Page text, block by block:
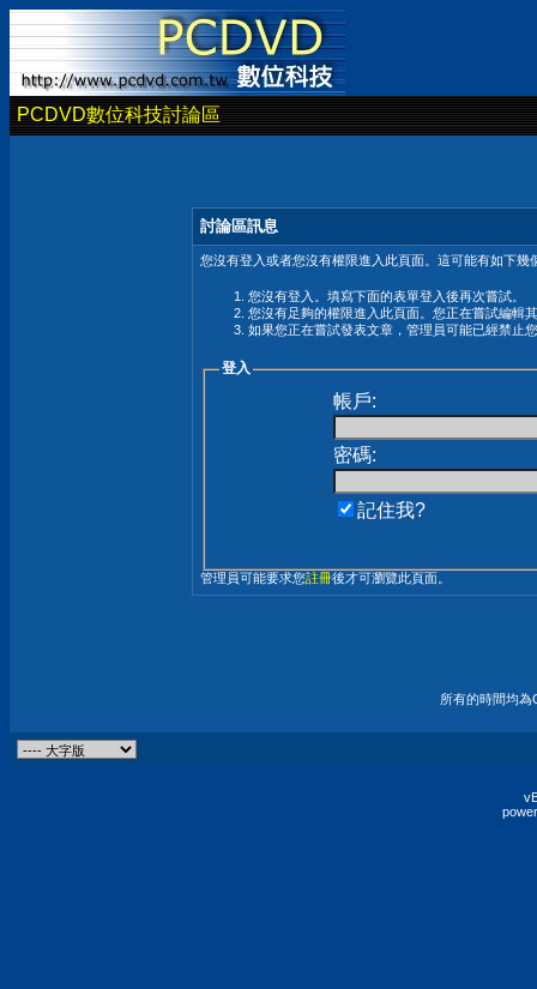
PCDVD數位科技討論區
討論區訊息
您沒有登入或者您沒有權限進入此頁面。這可能有如下幾
您沒有登入。填寫下面的表單登入後再次嘗試。
您沒有足夠的權限進入此頁面。您正在嘗試編輯
如果您正在嘗試發表文章，管理員可能已經禁止
登入
帳戶:
密碼:
記住我?
管理員可能要求您註冊後才可瀏覽此頁面。
所有的時間均為